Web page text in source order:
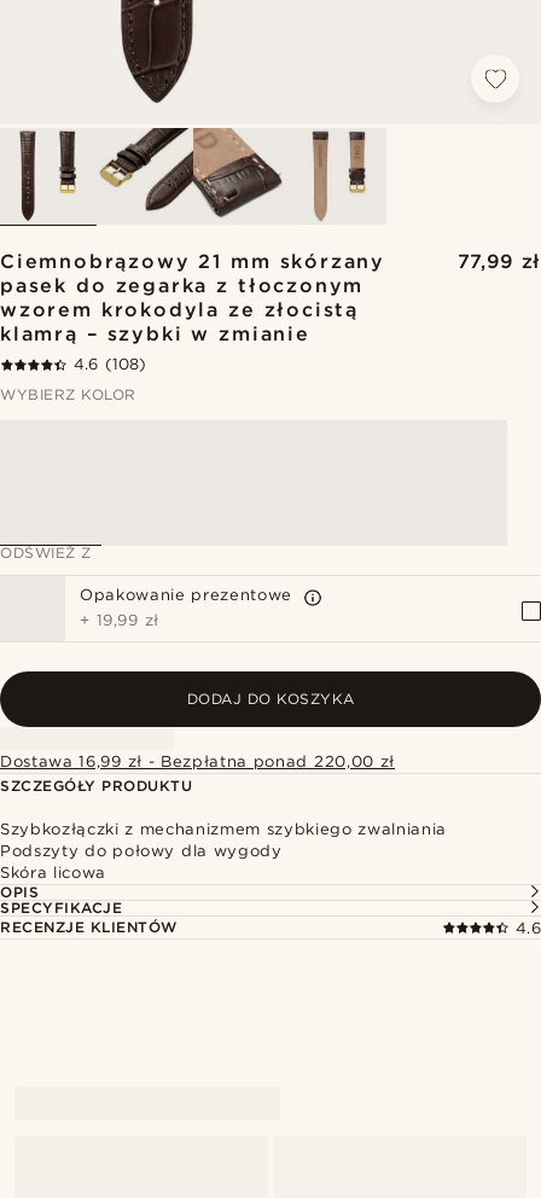
Ciemnobrązowy 21 mm skórzany
pasek do zegarka z tłoczonym
wzorem krokodyla ze złocistą
klamrą – szybki w zmianie
77,99 zł
4.6 (108)
WYBIERZ KOLOR
ODŚWIEŻ Z
Opakowanie prezentowe
+ 19,99 zł
DODAJ DO KOSZYKA
Dostawa 16,99 zł - Bezpłatna ponad 220,00 zł
SZCZEGÓŁY PRODUKTU
Szybkozłączki z mechanizmem szybkiego zwalniania
Podszyty do połowy dla wygody
Skóra licowa
OPIS
SPECYFIKACJE
RECENZJE KLIENTÓW
4.6